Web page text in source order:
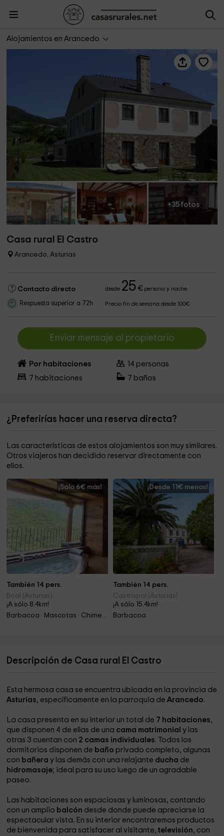
Alojamientos en Arancedo
Casa rural El Castro
+35 fotos
Casa rural El Castro
Arancedo, Asturias
Contacto directo desde 25 €persona y noche
Respuesta superior a 72h Precio fin de semana desde 100€
Enviar mensaje al propietario
Por habitaciones 14 personas
7 habitaciones 7 baños
¿Preferirías hacer una reserva directa?
Las características de estos alojamientos son muy similares.
Otros viajeros han decidido reservar directamente con
ellos.
¡Sólo 6€ más!
También 14 pers.
Boal (Asturias)
¡A sólo 8.4km!
Barbacoa · Mascotas · Chimenea · Jacuzzi
¡Desde 11€ menos!
También 14 pers.
Castropol (Asturias)
¡A sólo 15.4km!
Barbacoa
Descripción de Casa rural El Castro
Esta hermosa casa se encuentra ubicada en la provincia de
Asturias, específicamente en la parroquia deArancedo.
La casa presenta en su interior un total de 7 habitaciones,
que disponen 4 de ellas de una cama matrimonial y las
otras 3 cuentan con 2 camas individuales. Todos los
dormitorios disponen de baño privado completo, algunas
con bañeray las demás con una relajante ducha de
hidromasaje; ideal para su uso luego de un agradable
paseo.
Las habitaciones son espaciosas y luminosas, contando
con un amplio balcón desde donde puede apreciarse la
espectacular vista. En su interior encontraremos productos
de bienvenida para satisfacer al visitante,televisión, con